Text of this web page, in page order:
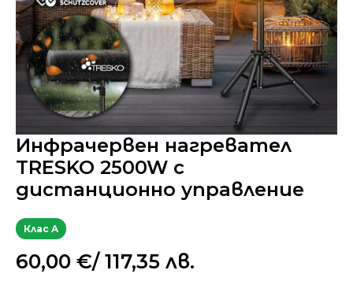
Инфрачервен нагревател
TRESKO 2500W с
дистанционно управление
Клас A
60,00 €/ 117,35 лв.